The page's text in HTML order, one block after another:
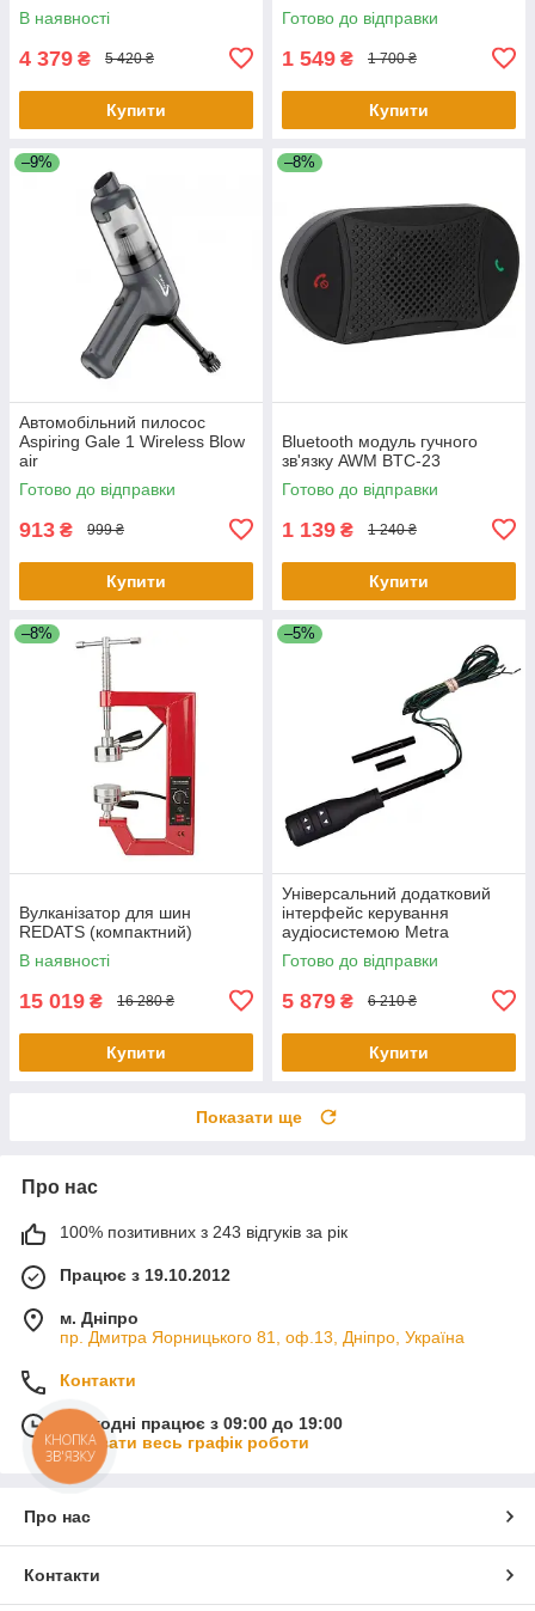
В наявності
4 379 ₴ 5 420 ₴
Купити
Готово до відправки
1 549 ₴ 1 700 ₴
Купити
–9%
Автомобільний пилосос
Aspiring Gale 1 Wireless Blow
air
Готово до відправки
913 ₴ 999 ₴
Купити
–8%
Bluetooth модуль гучного
зв'язку AWM BTC-23
Готово до відправки
1 139 ₴ 1 240 ₴
Купити
–8%
Вулканізатор для шин
REDATS (компактний)
В наявності
15 019 ₴ 16 280 ₴
Купити
–5%
Універсальний додатковий
інтерфейс керування
аудіосистемою Metra
ASWCSTALK
Готово до відправки
5 879 ₴ 6 210 ₴
Купити
Показати ще
Про нас
100% позитивних з 243 відгуків за рік
Працює з 19.10.2012
м. Дніпро
пр. Дмитра Яорницького 81, оф.13, Дніпро, Україна
Контакти
Сьогодні працює з 09:00 до 19:00
Показати весь графік роботи
Про нас
Контакти
КНОПКА
ЗВ'ЯЗКУ